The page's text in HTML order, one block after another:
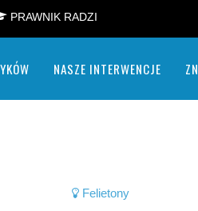
PRAWNIK RADZI
NASZE INTERWENCJE
Felietony